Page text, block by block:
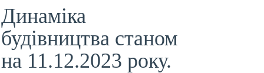
Динаміка
будівництва станом
на 11.12.2023 року.